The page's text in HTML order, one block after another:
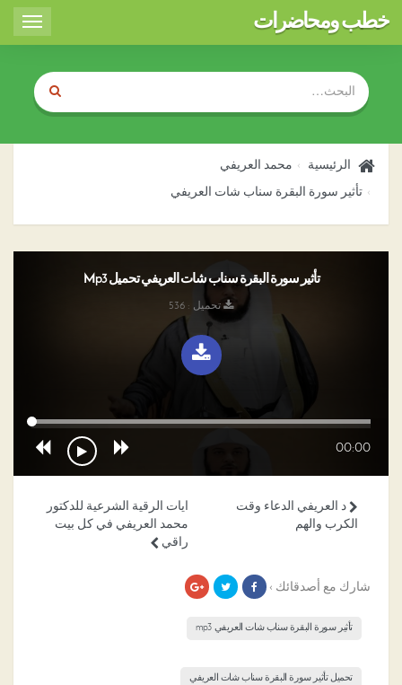
Toggle
خطب ومحاضرات
الرئيسية محمد العريفي
تأثير سورة البقرة سناب شات العريفي
تأثير سورة البقرة سناب شات العريفي تحميل Mp3
تحميل : 536
00:00
ايات الرقية الشرعية للدكتور
محمد العريفي في كل بيت
راقي
د العريفي الدعاء وقت
الكرب والهم
شارك مع أصدقائك ›
تأثير سورة البقرة سناب شات العريفي mp3
تحميل تأثير سورة البقرة سناب شات العريفي